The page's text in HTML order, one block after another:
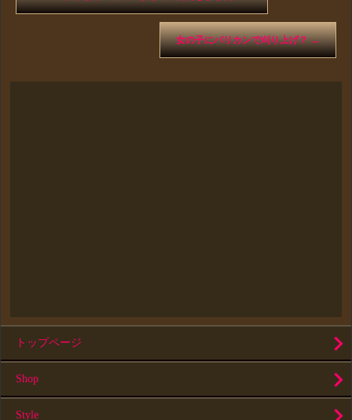
女の子にバリカンで刈り上げ？→
トップページ
Shop
Style